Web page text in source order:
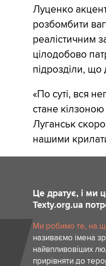
Луценко
розбомбити
реалістичним
цілодобово
підрозділи, що
«По суті, вся
стане
Луганськ
нашими
Це дратує, і ми
Texty.org.ua
Ми робимо те, на
називаємо імена
найвпливовіших
прирівняти до